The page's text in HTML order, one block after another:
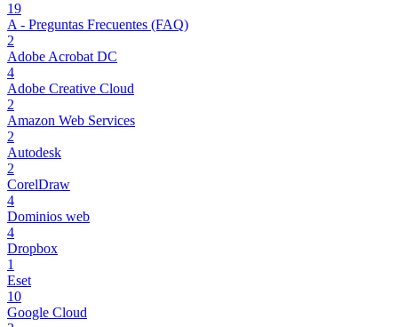
19
A - Preguntas Frecuentes (FAQ)
2
Adobe Acrobat DC
4
Adobe Creative Cloud
2
Amazon Web Services
2
Autodesk
2
CorelDraw
4
Dominios web
4
Dropbox
1
Eset
10
Google Cloud